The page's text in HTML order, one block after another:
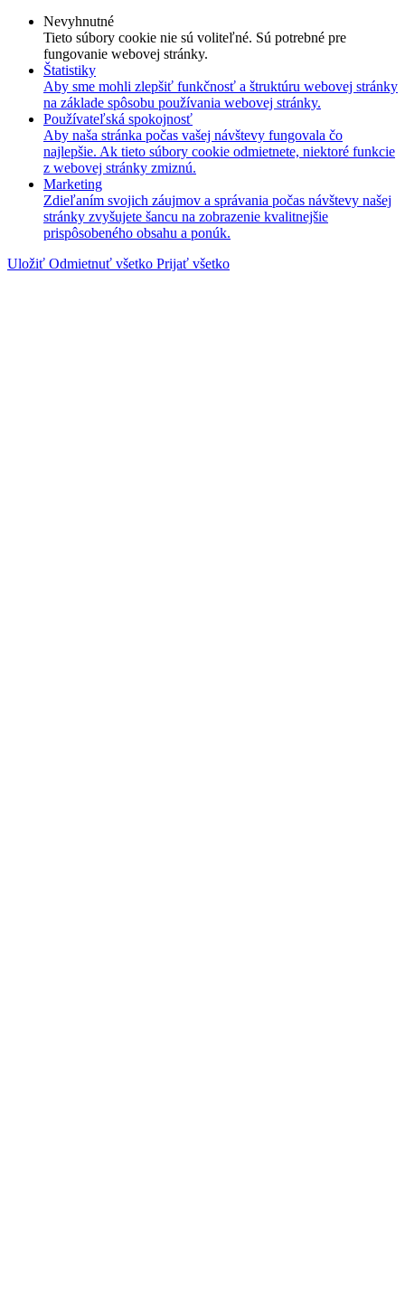
Nevyhnutné
Tieto súbory cookie nie sú voliteľné. Sú potrebné pre
fungovanie webovej stránky.
Štatistiky
Aby sme mohli zlepšiť funkčnosť a štruktúru webovej stránky
na základe spôsobu používania webovej stránky.
Používateľská spokojnosť
Aby naša stránka počas vašej návštevy fungovala čo
najlepšie. Ak tieto súbory cookie odmietnete, niektoré funkcie
z webovej stránky zmiznú.
Marketing
Zdieľaním svojich záujmov a správania počas návštevy našej
stránky zvyšujete šancu na zobrazenie kvalitnejšie
prispôsobeného obsahu a ponúk.
Uložiť Odmietnuť všetko Prijať všetko